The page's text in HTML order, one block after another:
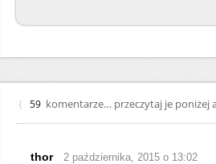
{ 59 komentarze… przeczytaj je poniżej
thor 2 października, 2015 o 13:02